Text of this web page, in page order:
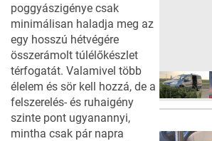
poggyászigénye csak
minimálisan haladja meg az
egy hosszú hétvégére
összerámolt túlélőkészlet
térfogatát. Valamivel több
élelem és sör kell hozzá, de a
felszerelés- és ruhaigény
szinte pont ugyanannyi,
mintha csak pár napra